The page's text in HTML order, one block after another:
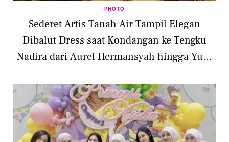
PHOTO
Sederet Artis Tanah Air Tampil Elegan
Dibalut Dress saat Kondangan ke Tengku
Nadira dari Aurel Hermansyah hingga Yuni